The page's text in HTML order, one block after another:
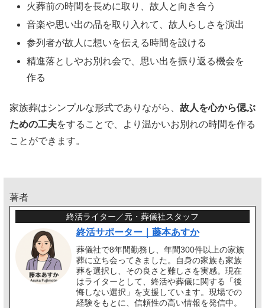
火葬前の時間を長めに取り、故人と向き合う
音楽や思い出の品を取り入れて、故人らしさを演出
参列者が故人に想いを伝える時間を設ける
精進落としやお別れ会で、思い出を振り返る機会を
作る
家族葬はシンプルな形式でありながら、 故人を心から偲ぶ
ための工夫をすることで、より温かいお別れの時間を作る
ことができます。
著者
終活ライター／元・葬儀社スタッフ
終活サポーター｜藤本あすか
葬儀社で8年間勤務し、年間300件以上の家族
葬に立ち会ってきました。自身の家族も家族
葬を選択し、その良さと難しさを実感。現在
はライターとして、終活や葬儀に関する「後
悔しない選択」を支援しています。現場での
経験をもとに、信頼性の高い情報を発信中。